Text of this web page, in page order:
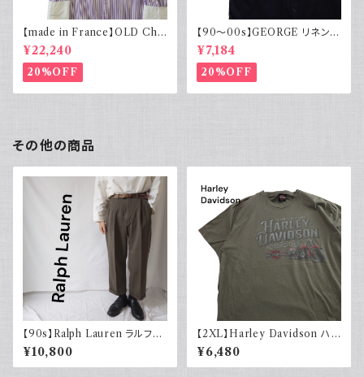
【made in France】OLD Cha
rvet ストライプ 切り替え 紫
¥22,240
20%OFF
【90～00s】GEORGE リネンレ
ーヨンシャツ 黒 ボックスシルエ
ット XL
¥7,184
20%OFF
その他の商品
【90s】Ralph Lauren ラルフロ
ーレン ツータックスラックス ウ
ール カーキ 古着 TALONジッ
プ
¥10,800
【2XL】Harley Davidson ハ
ーレーダビッドソン プリントTシ
ャツ 古着 カーキグリーン
¥6,480